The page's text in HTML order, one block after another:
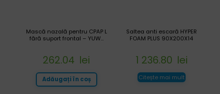
Saltea anti escară HYPER
FOAM PLUS 90X200X14
1 236.80 lei
Citește mai mult
Mască nazală pentru CPAP L
fără suport frontal – YUW...
262.04 lei
Adăugați în coș